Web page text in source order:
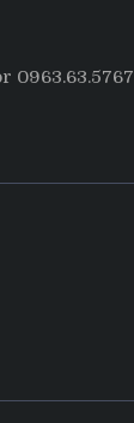
0963.63.5767